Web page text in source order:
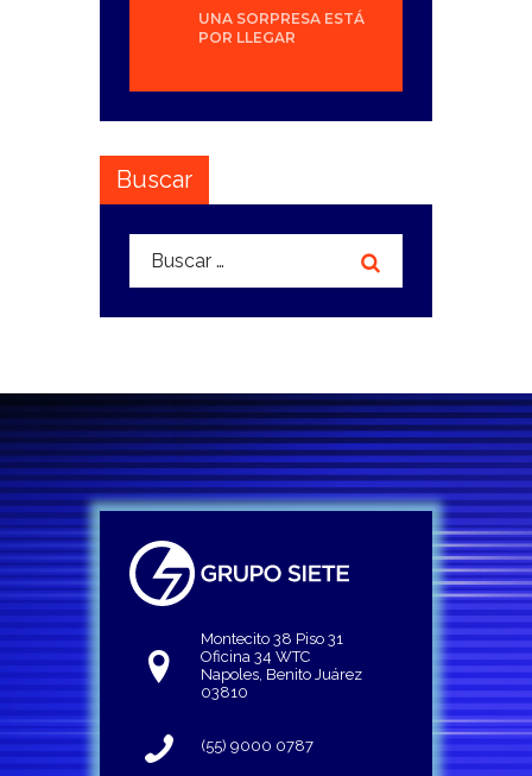
UNA SORPRESA ESTÁ
POR LLEGAR
Buscar
Buscar:
Montecito 38 Piso 31
Oficina 34 WTC
Napoles, Benito Juárez
03810
(55) 9000 0787